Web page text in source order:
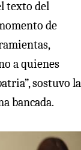
texto del
de
a quienes
sostuvo la
bancada.